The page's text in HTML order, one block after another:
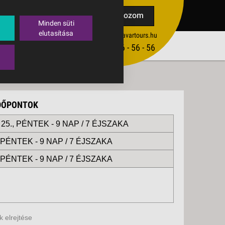
Feliratkozom
ertekesites@budavartours.hu
(+36­ 1) 3 - 56 - 56 - 56
TIPPEK
PÉNTEK - 9 NAP / 7 ÉJSZAKA
- 9 NAP / 7 ÉJSZAKA
- 9 NAP / 7 ÉJSZAKA
elrejtése
Minden süti
elutasítása